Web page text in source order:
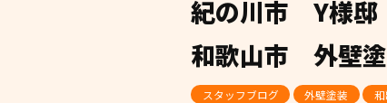
紀の川市 Y様
和歌山市 外壁
スタッフブログ 外壁塗装